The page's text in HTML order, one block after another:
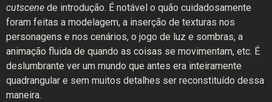
cutscene de introdução. É notável o quão cuidadosamente
foram feitas a modelagem, a inserção de texturas nos
personagens e nos cenários, o jogo de luz e sombras, a
animação fluida de quando as coisas se movimentam, etc. É
deslumbrante ver um mundo que antes era inteiramente
quadrangular e sem muitos detalhes ser reconstituído dessa
maneira.